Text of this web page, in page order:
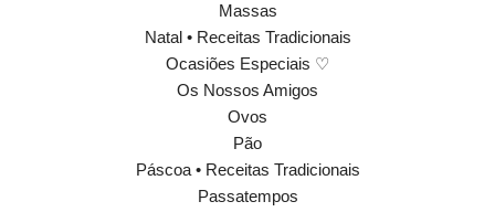
Massas
Natal • Receitas Tradicionais
Ocasiões Especiais ♡
Os Nossos Amigos
Ovos
Pão
Páscoa • Receitas Tradicionais
Passatempos